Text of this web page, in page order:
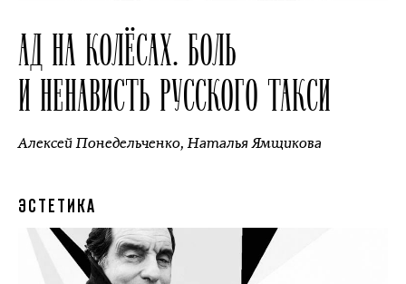
АД НА КОЛЁСАХ. БОЛЬ
И НЕНАВИСТЬ РУССКОГО ТАКСИ
Алексей Понедельченко,Наталья Ямщикова
ЭСТЕТИКА